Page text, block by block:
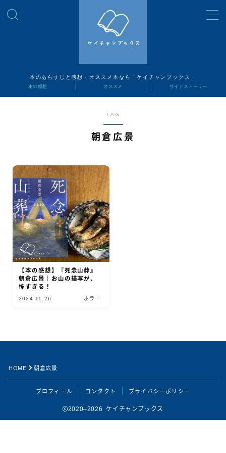
本のあらすじと感想・オススメ本なら「ケイチャンブックス」
本の感想
本の感想 オススメ サイドストーリー
TAG
朝倉広景
【本の感想】『死念山葬』
朝倉広景｜お山の描写が、
怖すぎる！
2024.11.26 ホラー
HOME 朝倉広景
プロフィール コンタクト プライバシーポリシー
2020–2026 ケイチャンブックス